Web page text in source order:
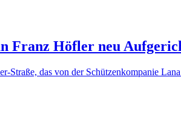
Franz Höfler neu
das von der Schützenkompanie